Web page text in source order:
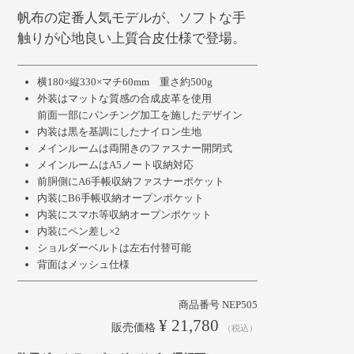
帆布の定番人気モデルが、ソフトな手
触りが心地良い上質合皮仕様で登場。
横180×縦330×マチ60mm 重さ約500g
外装はマットな質感の合成皮革を使用
前面一部にパンチング加工を施したデザイン
内装は黒を基調にしたナイロン生地
メインルームは両開きのファスナー開閉式
メインルームはA5ノート収納対応
前胴側にA6手帳収納ファスナーポケット
内装にB6手帳収納オープンポケット
内装にスマホ等収納オープンポケット
内装にペン差し×2
ショルダーベルトは左右付替可能
背面はメッシュ仕様
商品番号 NEP505
販売価格 ¥ 21,780 税込